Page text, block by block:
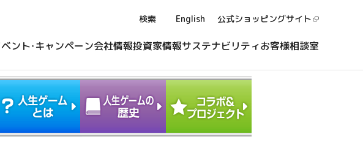
検索 English 公式ショッピングサイト
ント・キャンペーン会社情報投資家情報サステナビリティお客様相談室